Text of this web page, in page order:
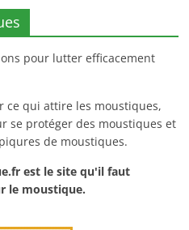
pour lutter efficacement
ce qui attire les moustiques,
se protéger des moustiques et
de moustiques.
est le site qu'il faut
le moustique.